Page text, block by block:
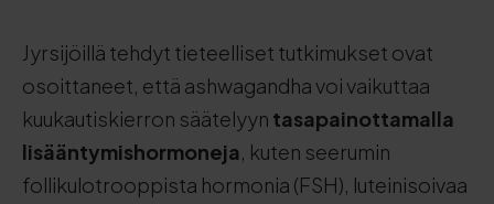
Jyrsijöillä tehdyt tieteelliset tutkimukset ovat
osoittaneet, että ashwagandha voi vaikuttaa
kuukautiskierron säätelyyn tasapainottamalla
lisääntymishormoneja, kuten seerumin
follikulotrooppista hormonia (FSH), luteinisoivaa